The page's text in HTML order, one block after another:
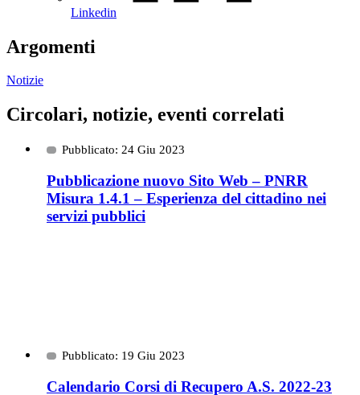
Linkedin
Argomenti
Notizie
Circolari, notizie, eventi correlati
Pubblicato: 24 Giu 2023
Pubblicazione nuovo Sito Web – PNRR
Misura 1.4.1 – Esperienza del cittadino nei
servizi pubblici
Pubblicato: 19 Giu 2023
Calendario Corsi di Recupero A.S. 2022-23